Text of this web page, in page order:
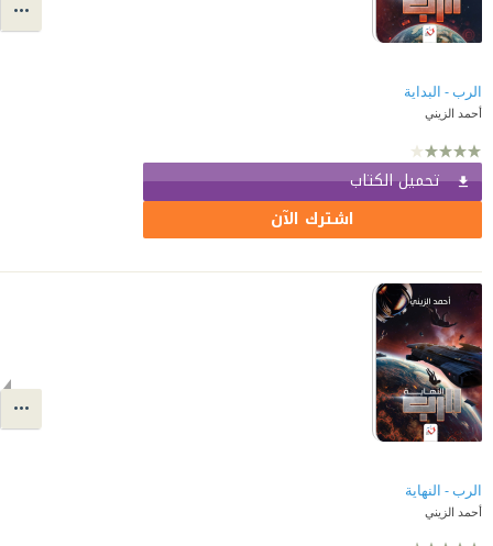
الرب - البداية
أحمد الزيني
تحميل الكتاب
اشترك الآن
الرب - النهاية
أحمد الزيني